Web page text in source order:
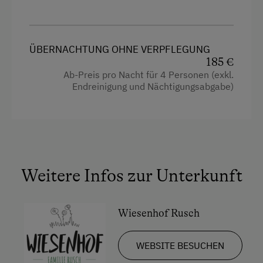
ÜBERNACHTUNG OHNE VERPFLEGUNG
185 €
Ab-Preis pro Nacht für 4 Personen (exkl.
Endreinigung und Nächtigungsabgabe)
Weitere Infos zur Unterkunft
Wiesenhof Rusch
WEBSITE BESUCHEN